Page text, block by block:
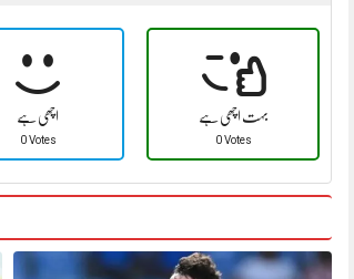
اچھی ہے
0 Votes
بہت اچھی ہے
0 Votes